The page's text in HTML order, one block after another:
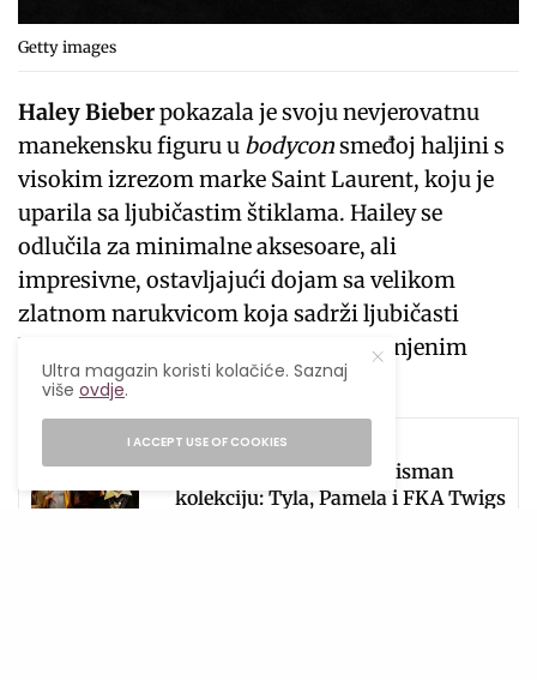
Getty images
Haley Bieberpokazala je svoju nevjerovatnu
manekensku figuru u bodyconsmeđoj haljini s
visokim izrezom marke Saint Laurent, koju je
uparila sa ljubičastim štiklama. Hailey se
odlučila za minimalne aksesoare, ali
impresivne, ostavljajući dojam sa velikom
zlatnom narukvicom koja sadrži ljubičasti
kamen u sredini, kako bi se slagao s njenim
cipelama.
SEE ALSO
MODA,MODERNO
Pandora predstavila Talisman
kolekciju: Tyla, Pamela i FKA Twigs
Ultra magazin koristi kolačiće. Saznaj
višeovdje.
I ACCEPT USE OF COOKIES